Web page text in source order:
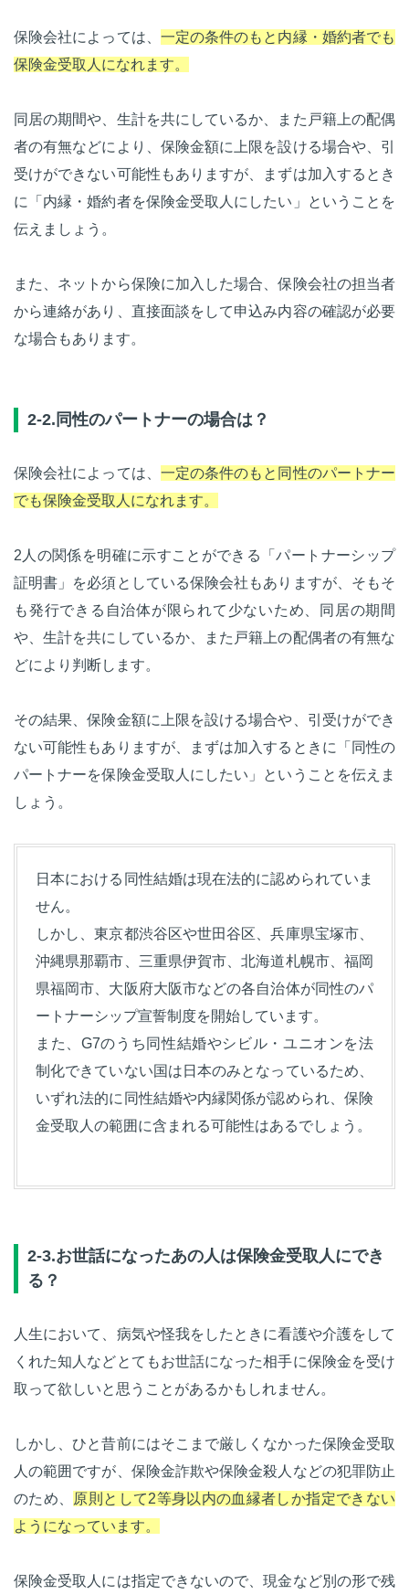
保険会社によっては、 一定の条件のもと内縁・婚約者でも
保険金受取人になれます。
同居の期間や、生計を共にしているか、また戸籍上の配偶
者の有無などにより、保険金額に上限を設ける場合や、引
受けができない可能性もありますが、まずは加入するとき
に「内縁・婚約者を保険金受取人にしたい」ということを
伝えましょう。
また、ネットから保険に加入した場合、保険会社の担当者
から連絡があり、直接面談をして申込み内容の確認が必要
な場合もあります。
2-2.同性のパートナーの場合は？
保険会社によっては、 一定の条件のもと同性のパートナー
でも保険金受取人になれます。
2人の関係を明確に示すことができる「パートナーシップ
証明書」を必須としている保険会社もありますが、そもそ
も発行できる自治体が限られて少ないため、同居の期間
や、生計を共にしているか、また戸籍上の配偶者の有無な
どにより判断します。
その結果、保険金額に上限を設ける場合や、引受けができ
ない可能性もありますが、まずは加入するときに「同性の
パートナーを保険金受取人にしたい」ということを伝えま
しょう。
日本における同性結婚は現在法的に認められていま
せん。
しかし、東京都渋谷区や世田谷区、兵庫県宝塚市、
沖縄県那覇市、三重県伊賀市、北海道札幌市、福岡
県福岡市、大阪府大阪市などの各自治体が同性のパ
ートナーシップ宣誓制度を開始しています。
また、G7のうち同性結婚やシビル・ユニオンを法
制化できていない国は日本のみとなっているため、
いずれ法的に同性結婚や内縁関係が認められ、保険
金受取人の範囲に含まれる可能性はあるでしょう。
2-3.お世話になったあの人は保険金受取人にでき
る？
人生において、病気や怪我をしたときに看護や介護をして
くれた知人などとてもお世話になった相手に保険金を受け
取って欲しいと思うことがあるかもしれません。
しかし、ひと昔前にはそこまで厳しくなかった保険金受取
人の範囲ですが、保険金詐欺や保険金殺人などの犯罪防止
のため、 原則として2等身以内の血縁者しか指定できない
ようになっています。
保険金受取人には指定できないので、現金など別の形で残